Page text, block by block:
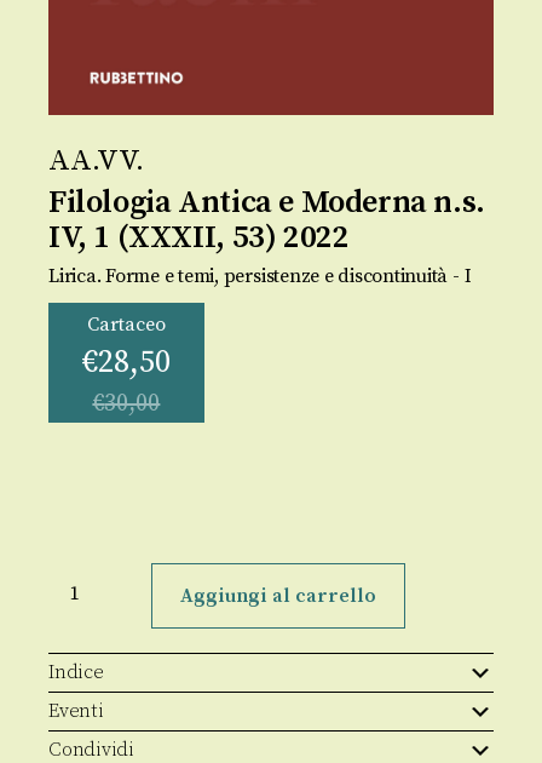
AA.VV.
Filologia Antica e Moderna n.s.
IV, 1 (XXXII, 53) 2022
Lirica. Forme e temi, persistenze e discontinuità - I
Cartaceo
€28,50
€30,00
Antica
n.s.
IV,
1
(XXXII,
53)
2022
Aggiungi al carrello
Indice
Eventi
Condividi